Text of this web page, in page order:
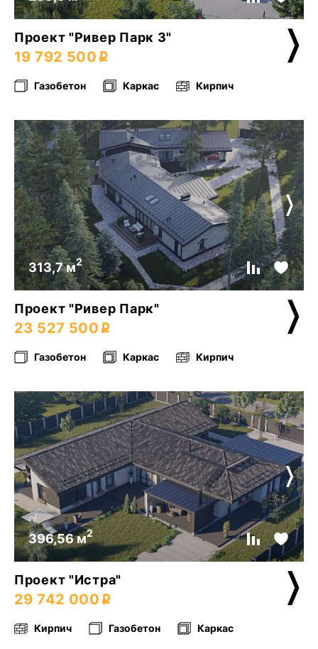
Проект "Ривер Парк 3"
19 792 500
Газобетон Каркас Кирпич
313,7 м2
Проект "Ривер Парк"
23 527 500
Газобетон Каркас Кирпич
396,56 м2
Проект "Истра"
29 742 000
Кирпич Газобетон Каркас